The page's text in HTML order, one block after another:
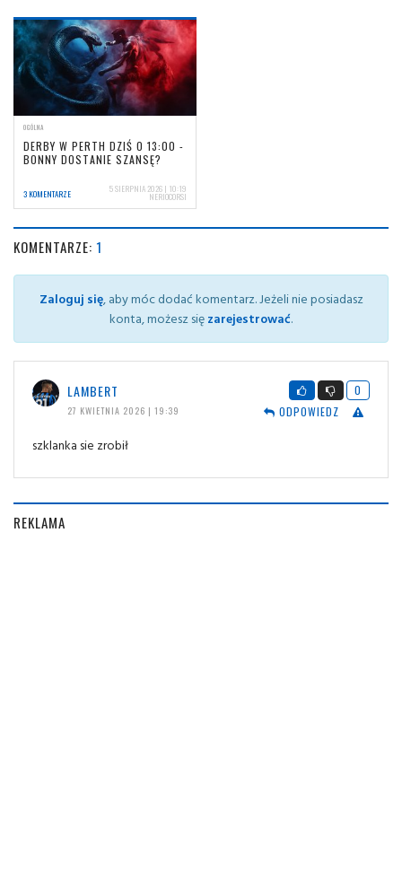
OGÓLNA
DERBY W PERTH DZIŚ O 13:00 -
BONNY DOSTANIE SZANSĘ?
3 KOMENTARZE 5 SIERPNIA 2026 | 10:19
NERIOCORSI
KOMENTARZE: 1
Zaloguj się, aby móc dodać komentarz. Jeżeli nie posiadasz
konta, możesz sięzarejestrować.
LAMBERT
27 KWIETNIA 2026 | 19:39
0
ODPOWIEDZ
szklanka sie zrobił
REKLAMA